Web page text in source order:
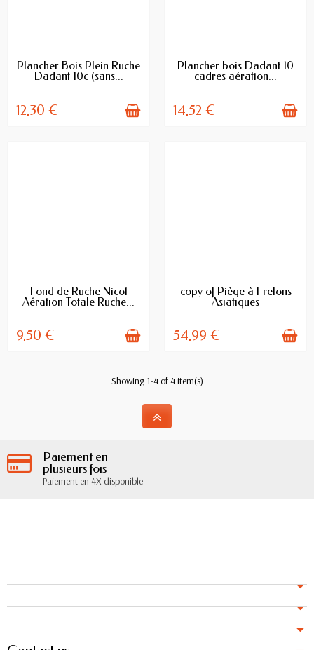
AVAILABLE
Plancher Bois Plein Ruche
Dadant 10c (sans...
12,30 €
AVAILABLE
Plancher bois Dadant 10
cadres aération...
14,52 €
ULTIMI ARTICOLI IN
MAGAZZINO
Fond de Ruche Nicot
Aération Totale Ruche...
9,50 €
AVAILABLE
copy of Piège à Frelons
Asiatiques
54,99 €
Showing 1-4 of 4 item(s)
Paiement en
plusieurs fois
Paiement en 4X disponible